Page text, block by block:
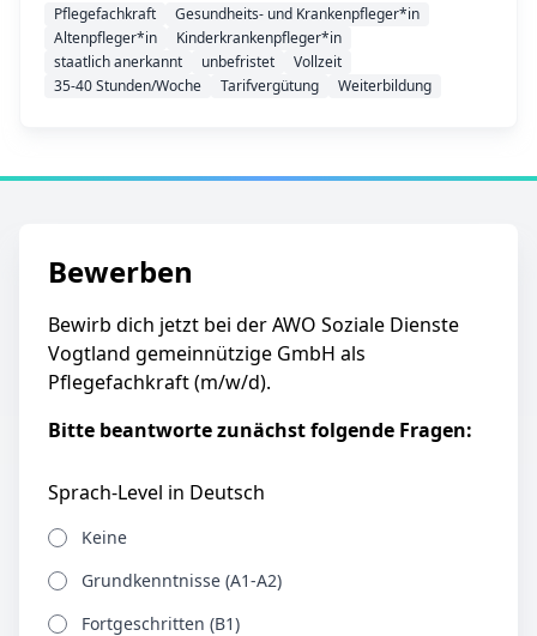
Pflegefachkraft
Gesundheits- und Krankenpfleger*in
Altenpfleger*in
Kinderkrankenpfleger*in
staatlich anerkannt
unbefristet
Vollzeit
35-40 Stunden/Woche
Tarifvergütung Weiterbildung
Bewerben
Bewirb dich jetzt bei der AWO Soziale Dienste
Vogtland gemeinnützige GmbH als
Pflegefachkraft (m/w/d).
Bitte beantworte zunächst folgende Fragen:
Sprach-Level in Deutsch
Keine
Grundkenntnisse (A1-A2)
Fortgeschritten (B1)